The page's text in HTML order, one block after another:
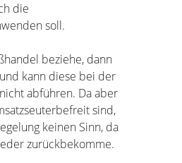
die
soll.
beziehe, dann
kann diese bei der
abführen. Da aber
sind,
keinen Sinn, da
zurückbekomme.